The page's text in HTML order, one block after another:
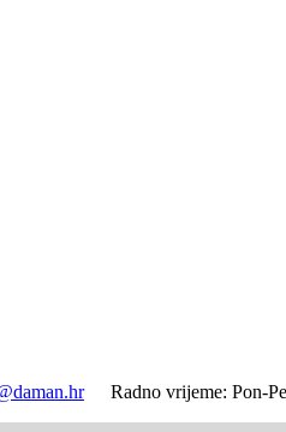
Radno vrijeme: Pon-